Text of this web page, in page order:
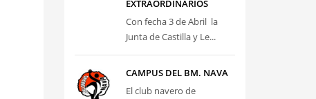
EXTRAORDINARIOS
Con fecha 3 de Abril la
Junta de Castilla y Le...
CAMPUS DEL BM. NAVA
El club navero de